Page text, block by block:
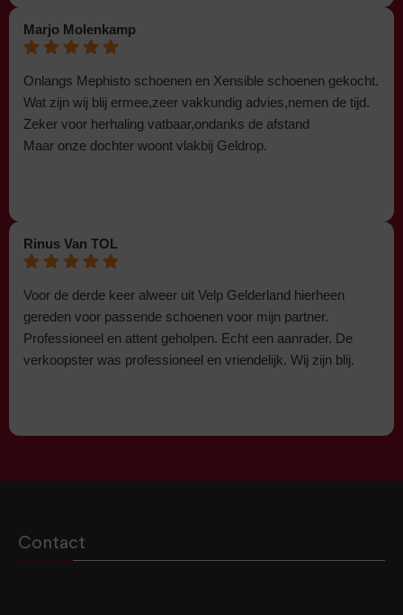
Marjo Molenkamp
Onlangs Mephisto schoenen en Xensible schoenen gekocht.
Wat zijn wij blij ermee,zeer vakkundig advies,nemen de tijd.
Zeker voor herhaling vatbaar,ondanks de afstand
Maar onze dochter woont vlakbij Geldrop.
Rinus Van TOL
Voor de derde keer alweer uit Velp Gelderland hierheen
gereden voor passende schoenen voor mijn partner.
Professioneel en attent geholpen. Echt een aanrader. De
verkoopster was professioneel en vriendelijk. Wij zijn blij.
Contact